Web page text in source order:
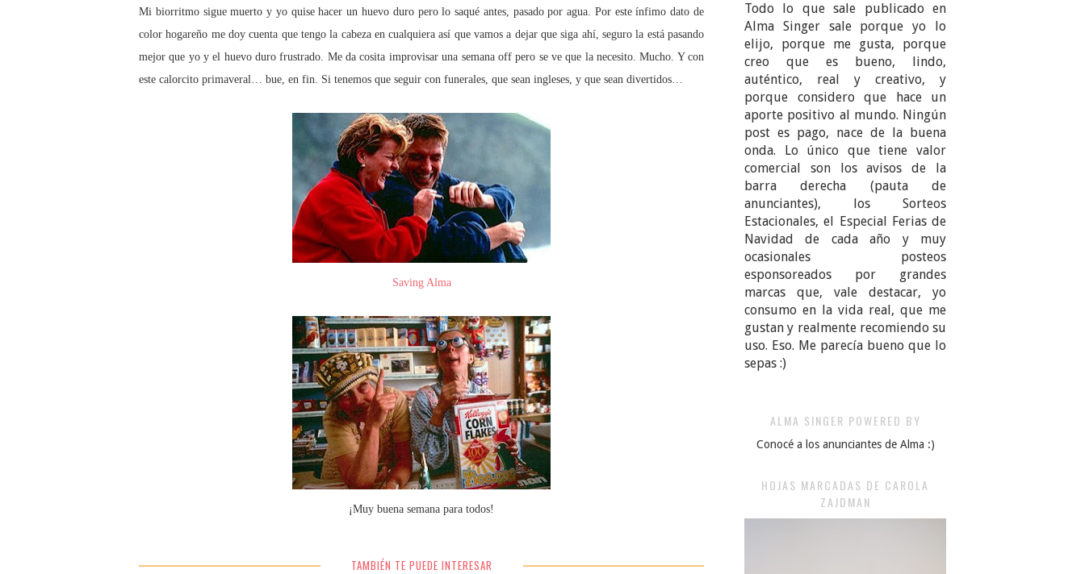
Mi biorritmo sigue muerto y yo quise hacer un huevo duro pero lo saqué antes, pasado por agua. Por este ínfimo dato de
color hogareño me doy cuenta que tengo la cabeza en cualquiera así que vamos a dejar que siga ahí, seguro la está pasando
mejor que yo y el huevo duro frustrado. Me da cosita improvisar una semana off pero se ve que la necesito. Mucho. Y con
este calorcito primaveral… bue, en fin. Si tenemos que seguir con funerales, que sean ingleses, y que sean divertidos…
Saving Alma
¡Muy buena semana para todos!
TAMBIÉN TE PUEDE INTERESAR
Todo lo que sale publicado en
Alma Singer sale porque yo lo
elijo, porque me gusta, porque
creo que es bueno, lindo,
auténtico, real y creativo, y
porque considero que hace un
aporte positivo al mundo. Ningún
post es pago, nace de la buena
onda. Lo único que tiene valor
comercial son los avisos de la
barra derecha (pauta de
anunciantes), los Sorteos
Estacionales, el Especial Ferias de
Navidad de cada año y muy
ocasionales posteos
esponsoreados por grandes
marcas que, vale destacar, yo
consumo en la vida real, que me
gustan y realmente recomiendo su
uso. Eso. Me parecía bueno que lo
sepas :)
ALMA SINGER POWERED BY
Conocé a los anunciantes de Alma :)
HOJAS MARCADAS DE CAROLA
ZAJDMAN